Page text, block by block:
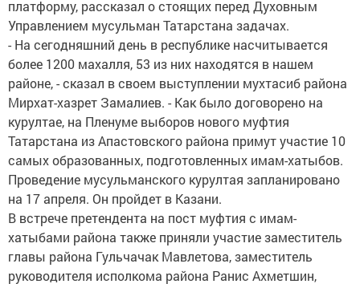
платформу, рассказал о стоящих перед Духовным
Управлением мусульман Татарстана задачах.
- На сегодняшний день в республике насчитывается
более 1200 махалля, 53 из них находятся в нашем
районе, - сказал в своем выступлении мухтасиб района
Мирхат-хазрет Замалиев. - Как было договорено на
курултае, на Пленуме выборов нового муфтия
Татарстана из Апастовского района примут участие 10
самых образованных, подготовленных имам-хатыбов.
Проведение мусульманского курултая запланировано
на 17 апреля. Он пройдет в Казани.
В встрече претендента на пост муфтия с имам-
хатыбами района также приняли участие заместитель
главы района Гульчачак Мавлетова, заместитель
руководителя исполкома района Ранис Ахметшин,